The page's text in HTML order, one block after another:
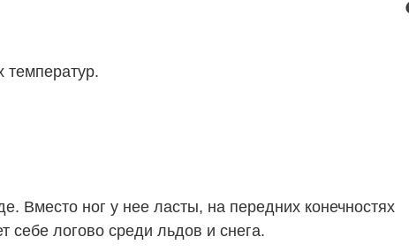
температур.
Вместо ног у нее ласты, на передних конечностях
себе логово среди льдов и снега.